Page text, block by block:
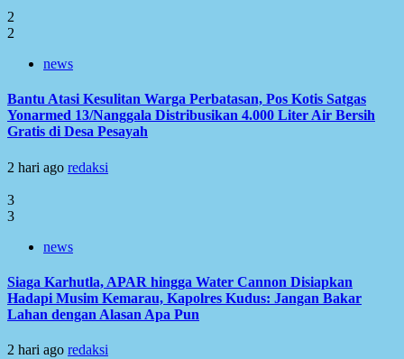
2
2
news
Bantu Atasi Kesulitan Warga Perbatasan, Pos Kotis Satgas
Yonarmed 13/Nanggala Distribusikan 4.000 Liter Air Bersih
Gratis di Desa Pesayah
2 hari ago redaksi
3
3
news
Siaga Karhutla, APAR hingga Water Cannon Disiapkan
Hadapi Musim Kemarau, Kapolres Kudus: Jangan Bakar
Lahan dengan Alasan Apa Pun
2 hari ago redaksi